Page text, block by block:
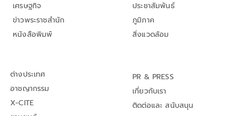
เศรษฐกิจ
ข่าวพระราชสำนัก
หนังสือพิมพ์
ประชาสัมพันธ์
ภูมิภาค
สิ่งแวดล้อม
ต่างประเทศ
อาชญากรรม
X-CITE
PR & PRESS
เกี่ยวกับเรา
ติดต่อและ สนับสนุน